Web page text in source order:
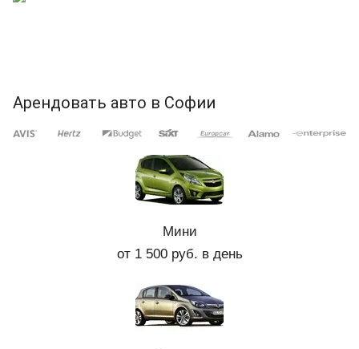
Арендовать авто в Софии
Мини
от 1 500 руб. в день